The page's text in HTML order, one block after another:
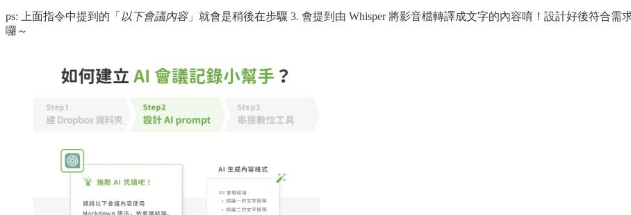
ps: 上面指令中提到的「 以下會議內容」就會是稍後在步驟 3. 會提到由 Whisper 將影音檔轉譯成文字的內容唷！設計好後符合需
囉～